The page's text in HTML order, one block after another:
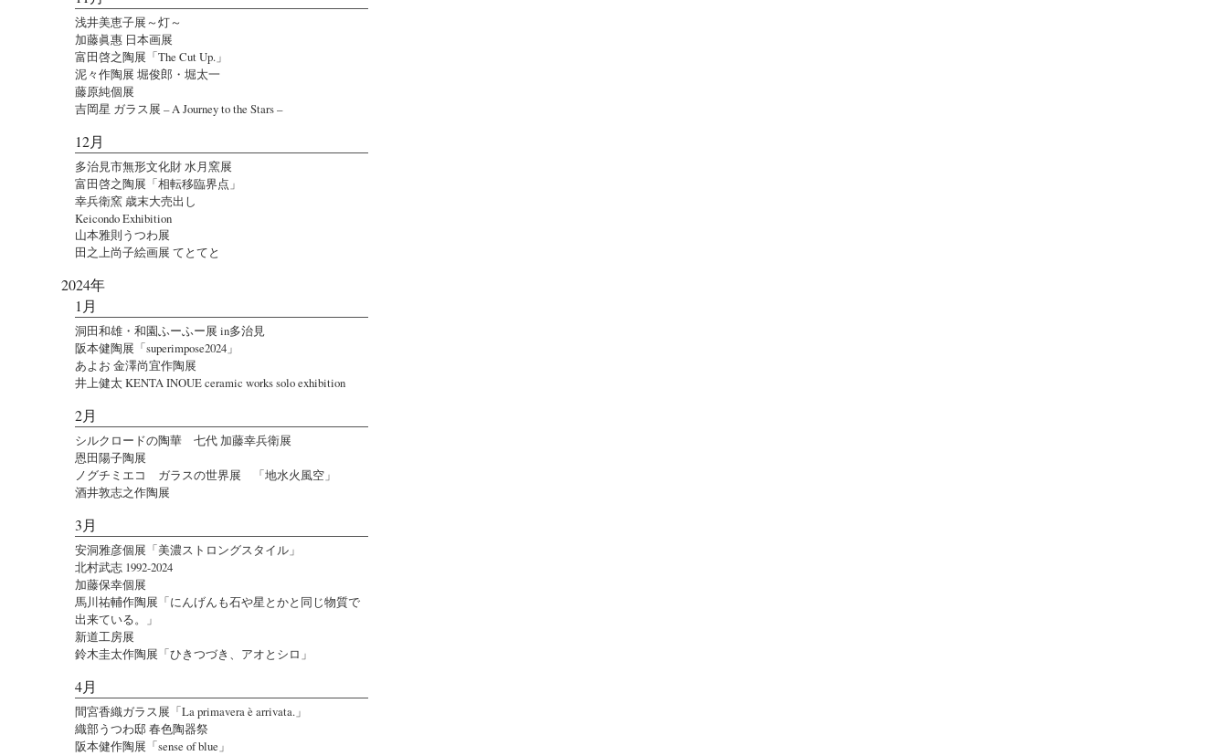
浅井美恵子展～灯～
加藤眞惠 日本画展
富田啓之陶展「The Cut Up.」
泥々作陶展 堀俊郎・堀太一
藤原純個展
吉岡星 ガラス展 – A Journey to the Stars –
12月
多治見市無形文化財 水月窯展
富田啓之陶展「相転移臨界点」
幸兵衛窯 歳末大売出し
Keicondo Exhibition
山本雅則うつわ展
田之上尚子絵画展 てとてと
2024年
1月
洞田和雄・和園ふーふー展 in多治見
阪本健陶展「superimpose2024」
あよお 金澤尚宜作陶展
井上健太 KENTA INOUE ceramic works solo exhibition
2月
シルクロードの陶華 七代 加藤幸兵衛展
恩田陽子陶展
ノグチミエコ ガラスの世界展 「地水火風空」
酒井敦志之作陶展
3月
安洞雅彦個展「美濃ストロングスタイル」
北村武志 1992-2024
加藤保幸個展
馬川祐輔作陶展「にんげんも石や星とかと同じ物質で
出来ている。」
新道工房展
鈴木圭太作陶展「ひきつづき、アオとシロ」
4月
間宮香織ガラス展「La primavera è arrivata.」
織部うつわ邸 春色陶器祭
阪本健作陶展「sense of blue」